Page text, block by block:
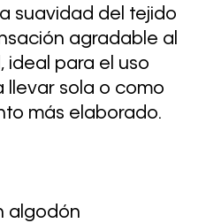
suavidad del tejido
agradable al
ideal para el uso
llevar sola o como
más elaborado.
algodón